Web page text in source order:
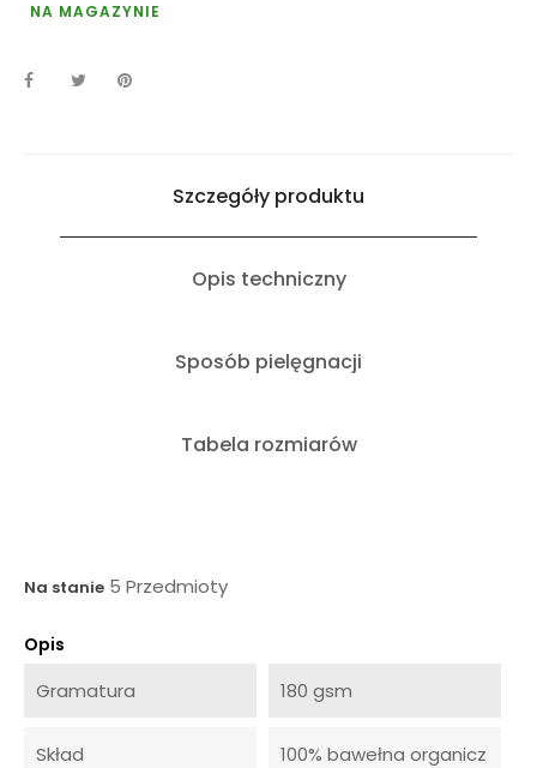
NA MAGAZYNIE
Szczegóły produktu
Opis techniczny
Sposób pielęgnacji
Tabela rozmiarów
Na stanie 5 Przedmioty
Opis
Gramatura 180 gsm
Skład
100% bawełna organicz